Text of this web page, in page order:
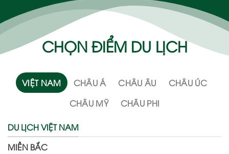
CHỌN ĐIỂM DU LỊCH
VIỆT NAM CHÂU Á CHÂU ÂU
CHÂU ÚC
CHÂU MỸ
CHÂU PHI
DU LỊCH VIỆT NAM
MIỀN BẮC